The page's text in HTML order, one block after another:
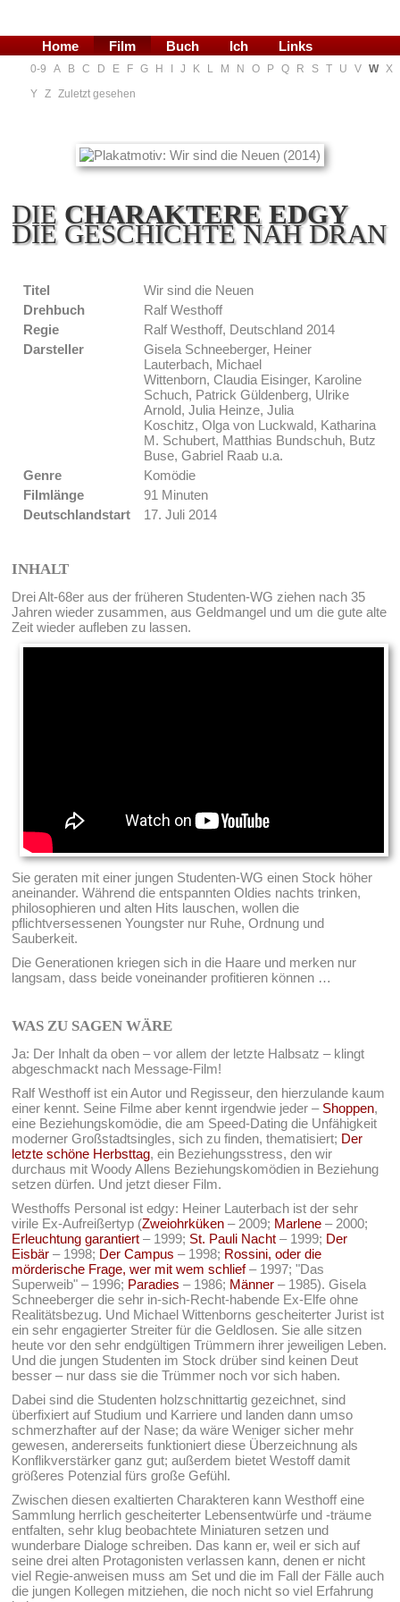
Home Film Buch Ich Links
0-9 A B C D E F G H J K L M N O P Q R S T U V W X
Y Z Zuletzt gesehen
DIE CHARAKTERE EDGY
DIE GESCHICHTE NAH DRAN
Titel
Wir sind die Neuen
Drehbuch
Ralf Westhoff
Regie
Ralf Westhoff, Deutschland 2014
Darsteller
Gisela Schneeberger, Heiner
Lauterbach, Michael
Wittenborn, Claudia Eisinger, Karoline
Schuch, Patrick Güldenberg, Ulrike
Arnold, Julia Heinze, Julia
Koschitz, Olga von Luckwald, Katharina
M. Schubert, Matthias Bundschuh, Butz
Buse, Gabriel Raab u.a.
Genre
Komödie
Filmlänge
91 Minuten
Deutschlandstart
17. Juli 2014
INHALT
Drei Alt-68er aus der früheren Studenten-WG ziehen nach 35
Jahren wieder zusammen, aus Geldmangel und um die gute alte
Zeit wieder aufleben zu lassen.
Sie geraten mit einer jungen Studenten-WG einen Stock höher
aneinander. Während die entspannten Oldies nachts trinken,
philosophieren und alten Hits lauschen, wollen die
pflichtversessenen Youngster nur Ruhe, Ordnung und
Sauberkeit.
Die Generationen kriegen sich in die Haare und merken nur
langsam, dass beide voneinander profitieren können …
WAS ZU SAGEN WÄRE
Ja: Der Inhalt da oben – vor allem der letzte Halbsatz – klingt
abgeschmackt nach Message-Film!
Ralf Westhoff ist ein Autor und Regisseur, den hierzulande kaum
einer kennt. Seine Filme aber kennt irgendwie jeder – Shoppen,
eine Beziehungskomödie, die am Speed-Dating die Unfähigkeit
moderner Großstadtsingles, sich zu finden, thematisiert; Der
letzte schöne Herbsttag, ein Beziehungsstress, den wir
durchaus mit Woody Allens Beziehungskomödien in Beziehung
setzen dürfen. Und jetzt dieser Film.
Westhoffs Personal ist edgy: Heiner Lauterbach ist der sehr
virile Ex-Aufreißertyp (Zweiohrküken – 2009; Marlene – 2000;
Erleuchtung garantiert – 1999; St. Pauli Nacht – 1999; Der
Eisbär – 1998; Der Campus – 1998; Rossini, oder die
mörderische Frage, wer mit wem schlief– 1997; "Das
Superweib" – 1996; Paradies – 1986; Männer – 1985). Gisela
Schneeberger die sehr in-sich-Recht-habende Ex-Elfe ohne
Realitätsbezug. Und Michael Wittenborns gescheiterter Jurist ist
ein sehr engagierter Streiter für die Geldlosen. Sie alle sitzen
heute vor den sehr endgültigen Trümmern ihrer jeweiligen Leben.
Und die jungen Studenten im Stock drüber sind keinen Deut
besser – nur dass sie die Trümmer noch vor sich haben.
Dabei sind die Studenten holzschnittartig gezeichnet, sind
überfixiert auf Studium und Karriere und landen dann umso
schmerzhafter auf der Nase; da wäre Weniger sicher mehr
gewesen, andererseits funktioniert diese Überzeichnung als
Konflikverstärker ganz gut; außerdem bietet Westoff damit
größeres Potenzial fürs große Gefühl.
Zwischen diesen exaltierten Charakteren kann Westhoff eine
Sammlung herrlich gescheiterter Lebensentwürfe und -träume
entfalten, sehr klug beobachtete Miniaturen setzen und
wunderbare Dialoge schreiben. Das kann er, weil er sich auf
seine drei alten Protagonisten verlassen kann, denen er nicht
viel Regie-anweisen muss am Set und die im Fall der Fälle auch
die jungen Kollegen mitziehen, die noch nicht so viel Erfahrung